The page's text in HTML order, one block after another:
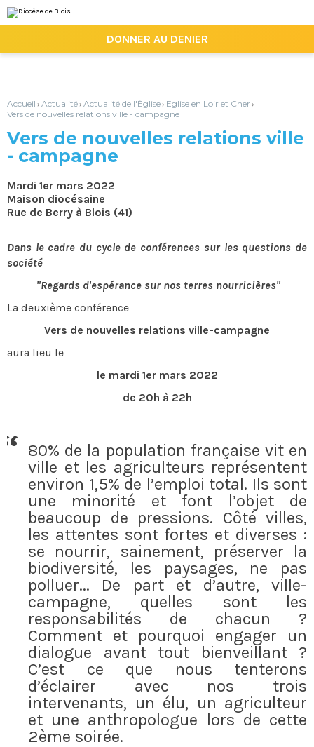
au
contenu.
la
personnels
DONNER AU DENIER
Accueil › Actualité› Actualité de l'Église› Eglise en Loir et Cher›
Vers de nouvelles relations ville - campagne
Vers de nouvelles relations ville
- campagne
Mardi 1er mars 2022
Maison diocésaine
Rue de Berry à Blois (41)
Dans le cadre du cycle de conférences sur les questions de
société
"Regards d'espérance sur nos terres nourricières"
La deuxième conférence
Vers de nouvelles relations ville-campagne
aura lieu le
le mardi 1er mars 2022
de 20h à 22h
80% de la population française vit en
ville et les agriculteurs représentent
environ 1,5% de l’emploi total. Ils sont
une minorité et font l’objet de
beaucoup de pressions. Côté villes,
les attentes sont fortes et diverses :
se nourrir, sainement, préserver la
biodiversité, les paysages, ne pas
polluer... De part et d’autre, ville-
campagne, quelles sont les
responsabilités de chacun ?
Comment et pourquoi engager un
dialogue avant tout bienveillant ?
C’est ce que nous tenterons
d’éclairer avec nos trois
intervenants, un élu, un agriculteur
et une anthropologue lors de cette
2ème soirée.